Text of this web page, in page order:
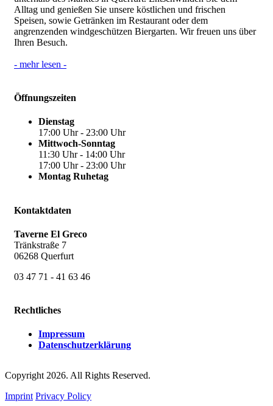
Alltag und genießen Sie unsere köstlichen und frischen
Speisen, sowie Getränken im Restaurant oder dem
angrenzenden windgeschützen Biergarten. Wir freuen uns über
Ihren Besuch.
- mehr lesen -
Öffnungszeiten
Dienstag
17:00 Uhr - 23:00 Uhr
Mittwoch-Sonntag
11:30 Uhr - 14:00 Uhr
17:00 Uhr - 23:00 Uhr
Montag Ruhetag
Kontaktdaten
Taverne El Greco
Tränkstraße 7
06268 Querfurt
03 47 71 - 41 63 46
Rechtliches
Impressum
Datenschutzerklärung
Copyright 2026. All Rights Reserved.
Imprint Privacy Policy